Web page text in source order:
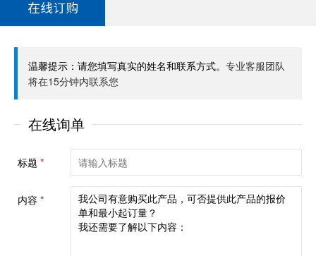
在线订购